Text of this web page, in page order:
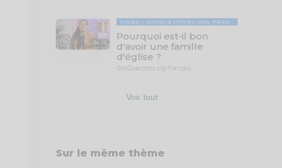
04:08
VIDÉO GOTQUESTIONS.ORG-FRANÇAIS
Pourquoi est-il bon
d'avoir une famille
d'église ?
GotQuestions.org-Français
Voir tout
Sur le même thème